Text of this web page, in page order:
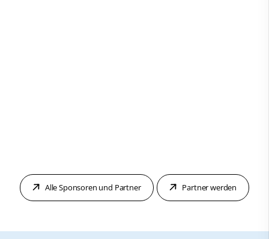
Alle Sponsoren und Partner Partner werden